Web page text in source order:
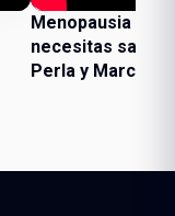
Menopausia y
necesitas saber
Perla y Marco